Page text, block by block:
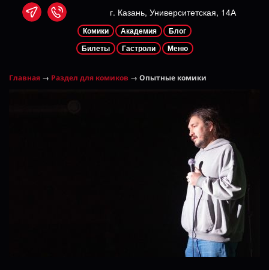
г. Казань, Университетская, 14А
Комики Академия
Блог
Билеты
Гастроли Меню
Главная → Раздел для комиков → Опытные комики